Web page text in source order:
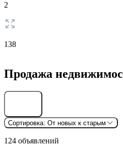
2
138
Продажа
Сортировка: От новых к старым
124 объявлений